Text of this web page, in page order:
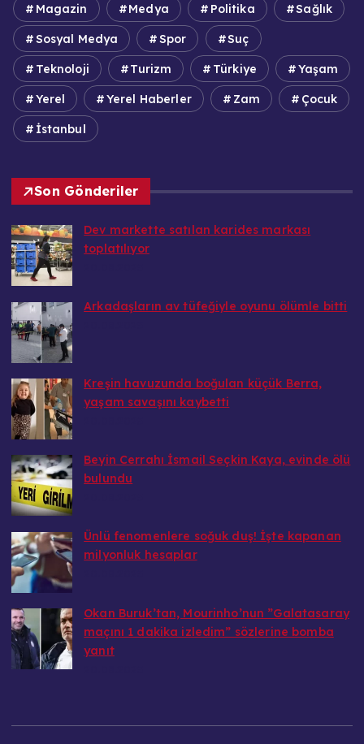
Magazin Medya Politika Sağlık
Sosyal Medya Spor Suç
Teknoloji Turizm Türkiye Yaşam
Yerel Yerel Haberler Zam Çocuk
İstanbul
Son Gönderiler
Dev markette satılan karides markası
toplatılıyor
Arkadaşların av tüfeğiyle oyunu ölümle bitti
Kreşin havuzunda boğulan küçük Berra,
yaşam savaşını kaybetti
Beyin Cerrahı İsmail Seçkin Kaya, evinde ölü
bulundu
Ünlü fenomenlere soğuk duş! İşte kapanan
milyonluk hesaplar
Okan Buruk’tan, Mourinho’nun ”Galatasaray
maçını 1 dakika izledim” sözlerine bomba
yanıt